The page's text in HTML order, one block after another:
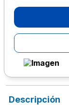
Descripción